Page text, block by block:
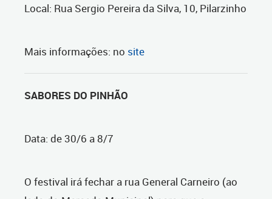
Local: Rua Sergio Pereira da Silva, 10, Pilarzinho
Mais informações: no site
SABORES DO PINHÃO
Data: de 30/6 a 8/7
O festival irá fechar a rua General Carneiro (ao